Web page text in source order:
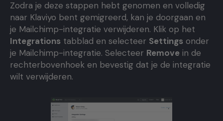
Zodra je deze stappen hebt genomen en volledig
naar Klaviyo bent gemigreerd, kan je doorgaan en
je Mailchimp-integratie verwijderen. Klik op het
Integrations tabblad en selecteer Settings onder
je Mailchimp-integratie. Selecteer Remove in de
rechterbovenhoek en bevestig dat je de integratie
wilt verwijderen.